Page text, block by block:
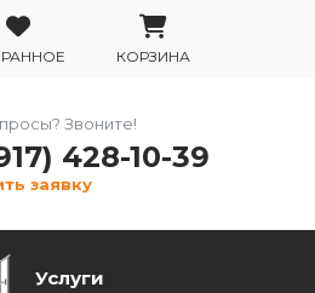
КОРЗИНА
Звоните!
428-10-39
заявку
Услуги